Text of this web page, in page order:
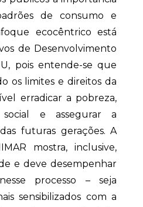
de consumo e
ecocêntrico está
de Desenvolvimento
pois entende-se que
os limites e direitos da
erradicar a pobreza,
e assegurar a
futuras gerações. A
mostra, inclusive,
e deve desempenhar
processo – seja
sensibilizados com a